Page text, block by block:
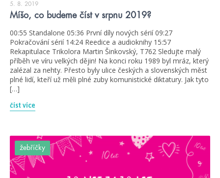
5. 8. 2019
Míšo, co budeme číst v srpnu 2019?
00:55 Standalone 05:36 První díly nových sérií 09:27
Pokračování sérií 14:24 Reedice a audioknihy 15:57
Rekapitulace Trikolora Martin Šinkovský, T762 Sledujte malý
příběh ve víru velkých dějin! Na konci roku 1989 byl mráz, který
zalézal za nehty. Přesto byly ulice českých a slovenských měst
plné lidí, kteří už měli plné zuby komunistické diktatury. Jak tyto
[…]
číst více
žebříčky